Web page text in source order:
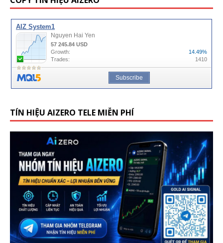
TÍN HIỆU AIZERO TELE MIỄN PHÍ